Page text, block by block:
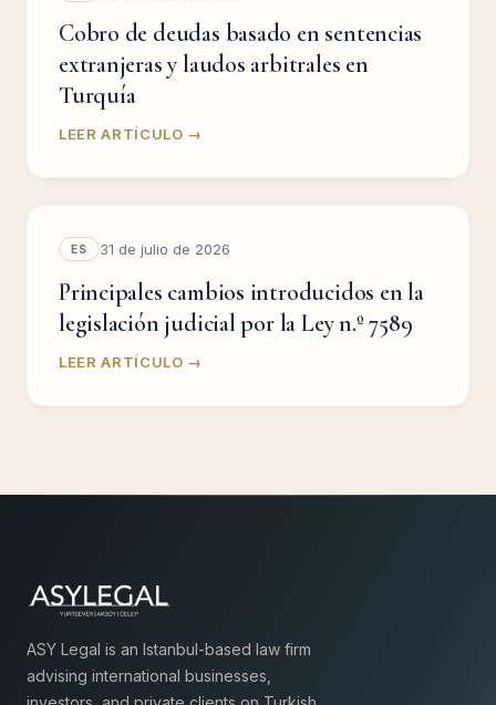
Cobro de deudas basado en sentencias
extranjeras y laudos arbitrales en
Turquía
LEER ARTÍCULO →
ES 31 de julio de 2026
Principales cambios introducidos en la
legislación judicial por la Ley n.º 7589
LEER ARTÍCULO →
ASY Legal is an Istanbul-based law firm
advising international businesses,